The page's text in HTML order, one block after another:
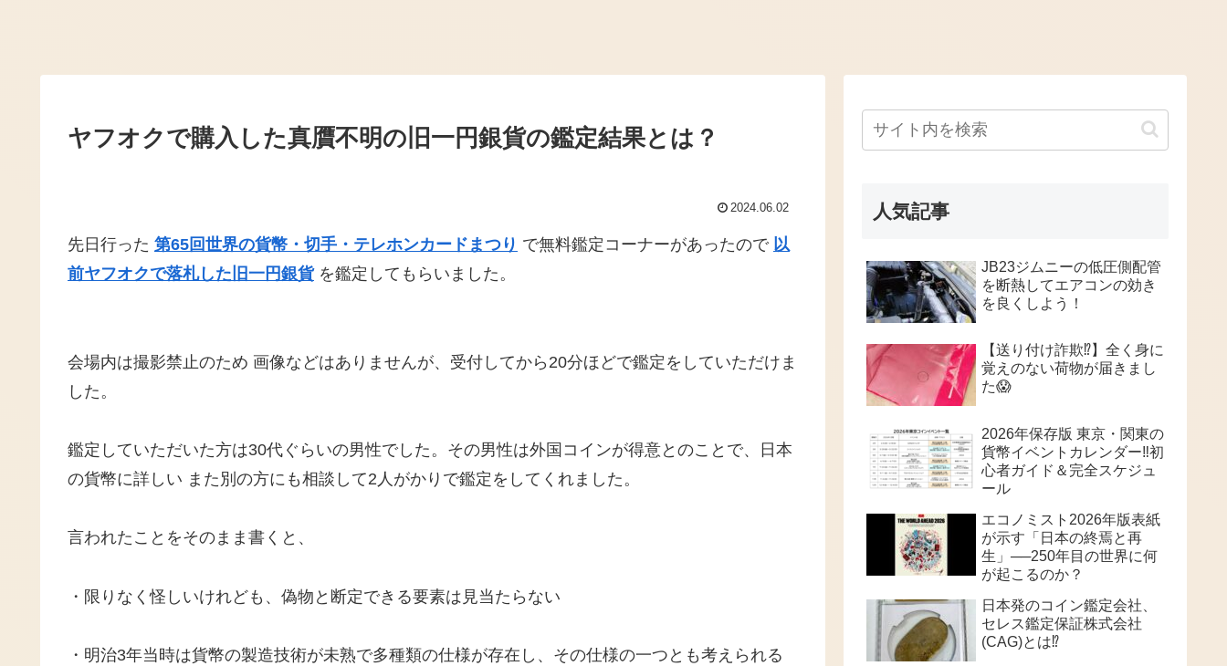
ヤフオクで購入した真贋不明の旧一円銀貨の鑑定結果とは？
2024.06.02
先日行った 第65回世界の貨幣・切手・テレホンカードまつり で無料鑑定コーナーがあったので 以
前ヤフオクで落札した旧一円銀貨を鑑定してもらいました。
会場内は撮影禁止のため 画像などはありませんが、受付してから20分ほどで鑑定をしていただけま
した。
鑑定していただいた方は30代ぐらいの男性でした。その男性は外国コインが得意とのことで、日本
の貨幣に詳しい また別の方にも相談して2人がかりで鑑定をしてくれました。
言われたことをそのまま書くと、
・限りなく怪しいけれども、偽物と断定できる要素は見当たらない
・明治3年当時は貨幣の製造技術が未熟で多種類の仕様が存在し、その仕様の一つとも考えられる
人気記事
JB23ジムニーの低圧側配管
を断熱してエアコンの効き
を良くしよう！
【送り付け詐欺⁉️】全く身に
覚えのない荷物が届きまし
た😱
2026年保存版 東京・関東の
貨幣イベントカレンダー‼️初
心者ガイド＆完全スケジュ
ール
エコノミスト2026年版表紙
が示す「日本の終焉と再
生」──250年目の世界に何
が起こるのか？
日本発のコイン鑑定会社、
セレス鑑定保証株式会社
(CAG)とは⁉️